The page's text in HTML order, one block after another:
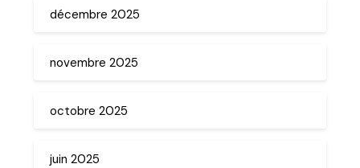
décembre 2025
novembre 2025
octobre 2025
juin 2025